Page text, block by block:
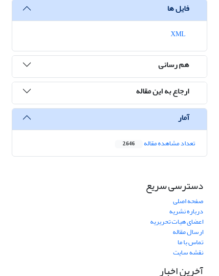
فایل ها
هم رسانی
ارجاع به این مقاله
آمار
تعداد مشاهده مقاله 2,646
دسترسی سریع
صفحه اصلی
درباره نشریه
اعضای هیات تحریریه
ارسال مقاله
تماس با ما
نقشه سایت
آخرین اخبار